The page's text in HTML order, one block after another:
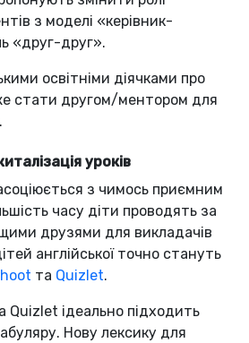
з моделі «керівник-
«друг-друг».
освітніми діячками про
стати другом/ментором для
.
уроків
з чимось приємним
часу діти проводять за
друзями для викладачів
англійської точно стануть
та Quizlet.
ідеально підходить
Нову лексику для